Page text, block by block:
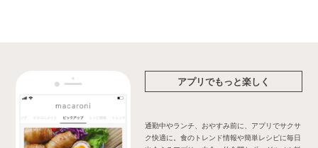
アプリでもっと楽しく
通勤中やランチ、おやすみ前に、アプリでサクサ
ク快適に。食のトレンド情報や簡単レシピに毎日